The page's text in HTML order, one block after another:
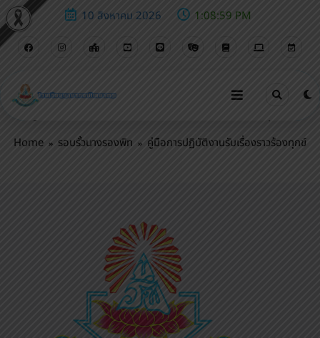
10 สิงหาคม 2026 1:09:00 PM
คู่มือการปฏิบัติงานรับเรื่องราวร้องทุกข์
Home รอบรั้วนางรองพิท คู่มือการปฏิบัติงานรับเรื่องราวร้องทุกข์